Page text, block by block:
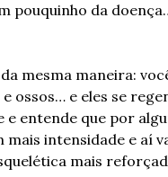
pouquinho da
mesma maneira:
ossos… e eles se
e entende que por
intensidade e aí
mais